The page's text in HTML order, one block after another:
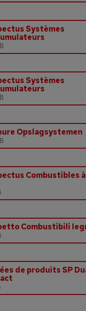
Systèmes
Systèmes
Opslagsystemen
Combustibles
Combustibili
de produits SP